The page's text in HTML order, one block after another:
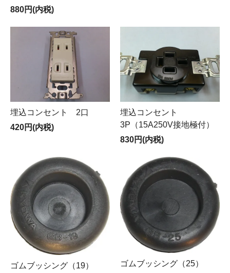
880円(内税)
埋込コンセント 2口
420円(内税)
埋込コンセント
3P（15A250V接地極付）
830円(内税)
ゴムブッシング（19）
ゴムブッシング（25）